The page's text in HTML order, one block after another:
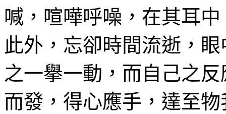
喊，喧嘩呼噪，在其耳
此外，忘卻時間流逝，
之一擧一動，而自己之
而發，得心應手，達至